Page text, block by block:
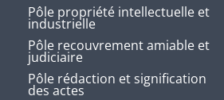
Pôle propriété intellectuelle et
industrielle
Pôle recouvrement amiable et
judiciaire
Pôle rédaction et signification
des actes